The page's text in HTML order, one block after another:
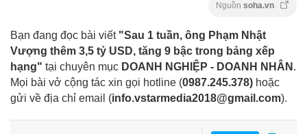
Nguồn soha.vn
Bạn đang đọc bài viết "Sau 1 tuần, ông Phạm Nhật
Vượng thêm 3,5 tỷ USD, tăng 9 bậc trong bảng xếp
hạng" tại chuyên mục DOANH NGHIỆP - DOANH NHÂN .
Mọi bài vở cộng tác xin gọi hotline (0987.245.378) hoặc
gửi về địa chỉ email (info.vstarmedia2018@gmail.com).